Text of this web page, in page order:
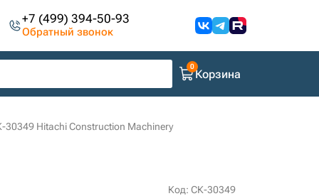
+7 (499) 394-50-93
Обратный звонок
Корзина
30349 Hitachi Construction Machinery
Код: СК-30349